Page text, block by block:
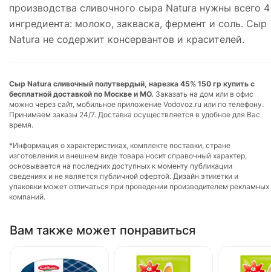
производства сливочного сыра Natura нужны всего 4
ингредиента: молоко, закваска, фермент и соль. Сыр
Natura не содержит консервантов и красителей.
Сыр Natura сливочный полутвердый, нарезка 45% 150 гр купить с
бесплатной доставкой по Москве и МО. Заказать на дом или в офис
можно через сайт, мобильное приложение Vodovoz.ru или по телефону.
Принимаем заказы 24/7. Доставка осуществляется в удобное для Вас
время.
*Информация о характеристиках, комплекте поставки, стране
изготовления и внешнем виде товара носит справочный характер,
основывается на последних доступных к моменту публикации
сведениях и не является публичной офертой. Дизайн этикетки и
упаковки может отличаться при проведении производителем рекламных
компаний.
Вам также может понравиться